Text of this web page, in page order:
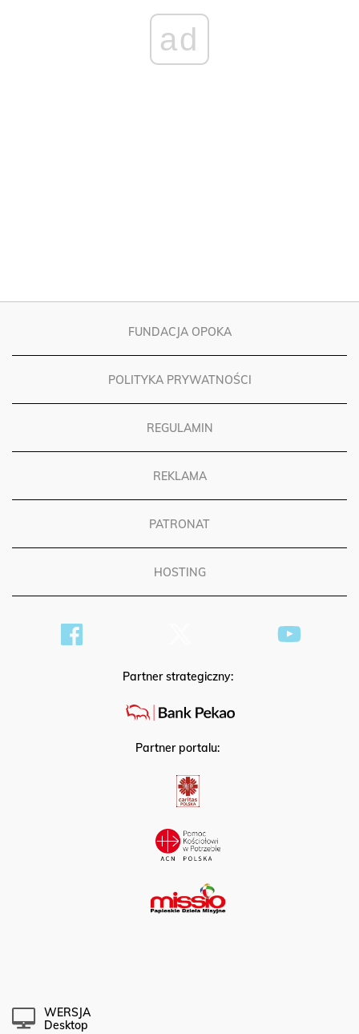
FUNDACJA OPOKA
POLITYKA PRYWATNOŚCI
REGULAMIN
REKLAMA
PATRONAT
HOSTING
Partner strategiczny:
Partner portalu:
WERSJA
Desktop